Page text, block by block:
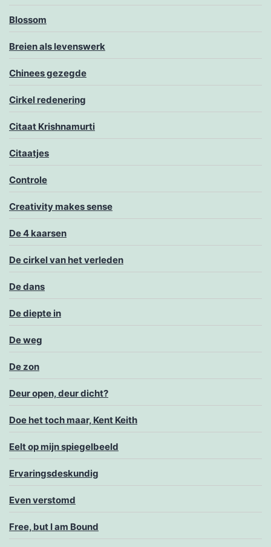
Blossom
Breien als levenswerk
Chinees gezegde
Cirkel redenering
Citaat Krishnamurti
Citaatjes
Controle
Creativity makes sense
De 4 kaarsen
De cirkel van het verleden
De dans
De diepte in
De weg
De zon
Deur open, deur dicht?
Doe het toch maar, Kent Keith
Eelt op mijn spiegelbeeld
Ervaringsdeskundig
Even verstomd
Free, but I am Bound